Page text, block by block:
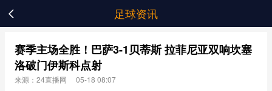
 足球资讯
赛季主场全胜！巴萨3-1贝蒂斯 拉菲尼亚双响坎塞
洛破门伊斯科点射
来源：24直播网 05-18 08:07